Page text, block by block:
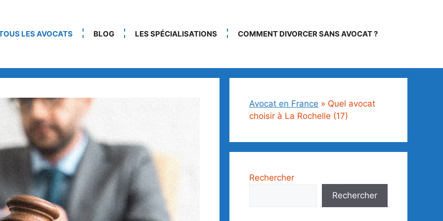
LES AVOCATS BLOG LES SPÉCIALISATIONS COMMENT DIVORCER SANS AVOCAT ?
Avocat en France » Quel avocat
choisir à La Rochelle (17)
Rechercher
Rechercher